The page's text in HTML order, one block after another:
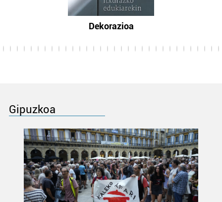
Dekorazioa
Gipuzkoa